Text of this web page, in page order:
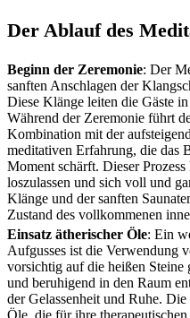
Der Ablauf des
Beginn der Zeremonie: Der
sanften Anschlagen der
Diese Klänge leiten die Gäste
Während der Zeremonie führt
Kombination mit der
meditativen Erfahrung, die das
Moment schärft. Dieser
loszulassen und sich voll und
Klänge und der sanften
Zustand des vollkommenen
Einsatz ätherischer Öle: Ein
Aufgusses ist die Verwendung
vorsichtig auf die heißen
und beruhigend in den Raum
der Gelassenheit und Ruhe.